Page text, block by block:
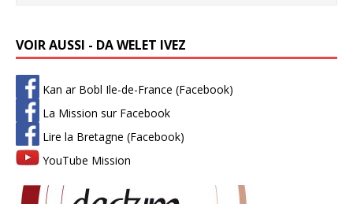
VOIR AUSSI - DA WELET IVEZ
Kan ar Bobl Ile-de-France (Facebook)
La Mission sur Facebook
Lire la Bretagne (Facebook)
YouTube Mission